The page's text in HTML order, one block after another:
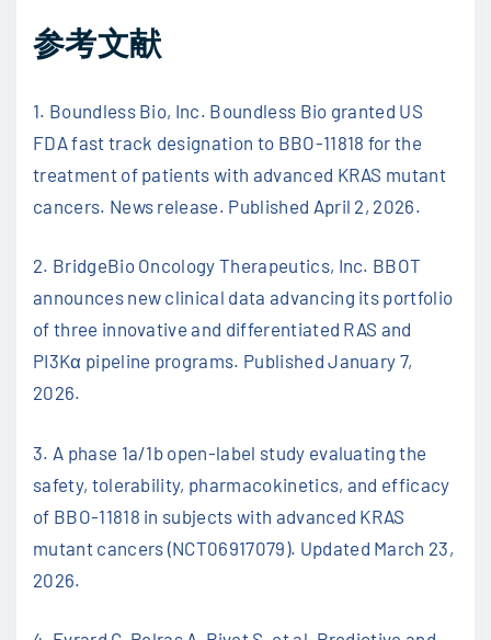
参考文献
1. Boundless Bio, Inc. Boundless Bio granted US
FDA fast track designation to BBO-11818 for the
treatment of patients with advanced KRAS mutant
cancers. News release. Published April 2, 2026.
2. BridgeBio Oncology Therapeutics, Inc. BBOT
announces new clinical data advancing its portfolio
of three innovative and differentiated RAS and
PI3Kα pipeline programs. Published January 7,
2026.
3. A phase 1a/1b open-label study evaluating the
safety, tolerability, pharmacokinetics, and efficacy
of BBO-11818 in subjects with advanced KRAS
mutant cancers (NCT06917079). Updated March 23,
2026.